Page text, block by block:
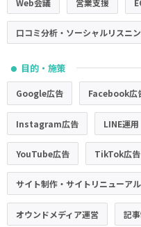
口コミ分析・ソーシャルリスニ
● 目的・施策
Google広告 Facebook広
Instagram広告 LINE運用
YouTube広告 TikTok広告
サイト制作・サイトリニューアル
オウンドメディア運営 記